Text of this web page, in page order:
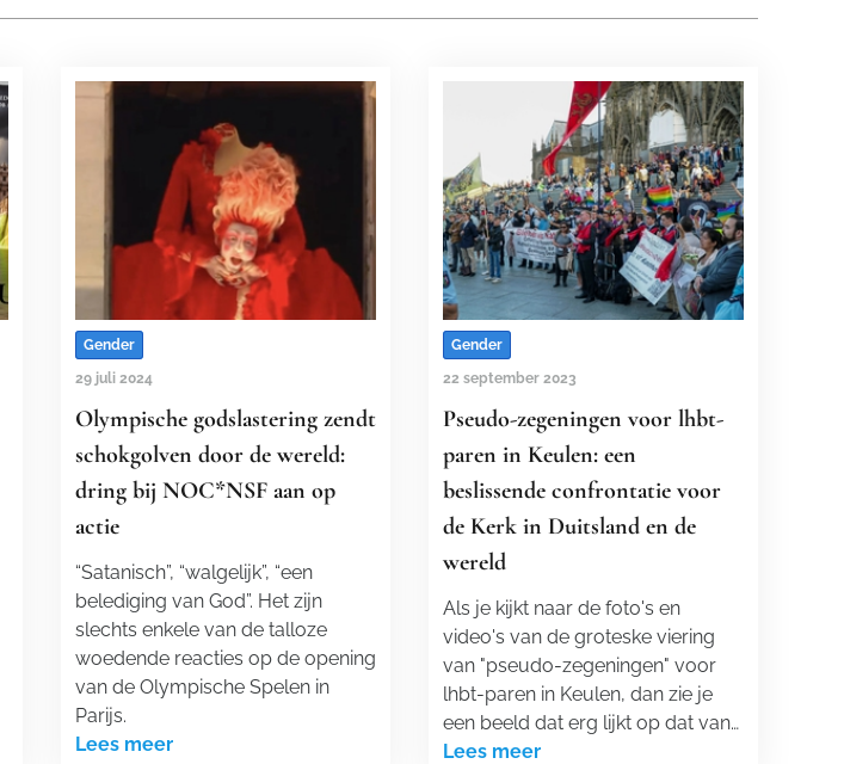
Gender
29 juli 2024
Olympische godslastering zendt
schokgolven door de wereld:
dring bij NOC*NSF aan op
actie
“Satanisch”, “walgelijk”, “een
belediging van God”. Het zijn
slechts enkele van de talloze
woedende reacties op de opening
van de Olympische Spelen in
Parijs.
Lees meer
Gender
22 september 2023
Pseudo-zegeningen voor lhbt-
paren in Keulen: een
beslissende confrontatie voor
de Kerk in Duitsland en de
wereld
Als je kijkt naar de foto's en
video's van de groteske viering
van "pseudo-zegeningen" voor
lhbt-paren in Keulen, dan zie je
een beeld dat erg lijkt op dat van…
Lees meer